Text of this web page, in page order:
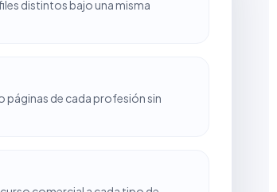
distintos bajo una misma
páginas de cada profesión sin